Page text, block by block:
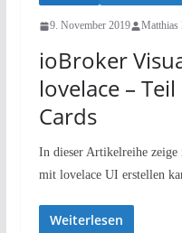
9. November 2019 Matthias
ioBroker
lovelace –
Cards
In dieser Artikelreihe
mit lovelace UI erstellen
Weiterlesen